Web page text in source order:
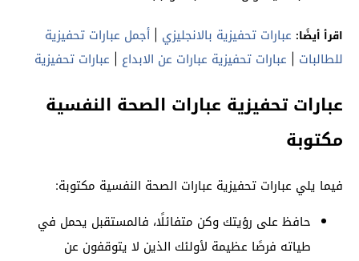
اقرأ أيضًا: عبارات تحفيزية بالانجليزي | أجمل عبارات تحفيزية
للطالبات | عبارات تحفيزية عبارات عن الابداع | عبارات تحفيزية
عبارات تحفيزية عبارات الصحة النفسية
مكتوبة
فيما يلي عبارات تحفيزية عبارات الصحة النفسية مكتوبة:
حافظ على رؤيتك وكن متفائلًا، فالمستقبل يحمل في
طياته فرصًا عظيمة لأولئك الذين لا يتوقفون عن